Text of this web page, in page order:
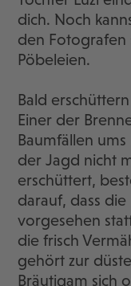
dich. Noch
den Fotografen
Pöbeleien.
Bald
Einer der
Baumfällen
der Jagd nicht
erschüttert,
darauf, dass
vorgesehen
die frisch
gehört zur
Bräutigam sich